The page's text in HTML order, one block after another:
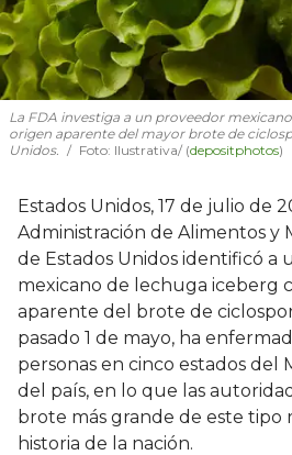
La FDA investiga a un proveedor
origen aparente del mayor brote de
Unidos.
Foto: Ilustrativa/ (depositphotos)
Estados Unidos, 17 de julio de
Administración de Alimentos y
de Estados Unidos identificó a
mexicano de lechuga iceberg
aparente del brote de
pasado 1 de mayo, ha
personas en cinco estados del
del país, en lo que las
brote más grande de este tipo
historia de la nación.